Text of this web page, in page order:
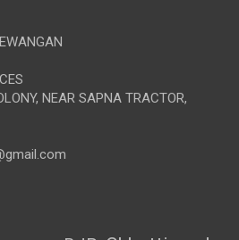
NEAR SAPNA TRACTOR,